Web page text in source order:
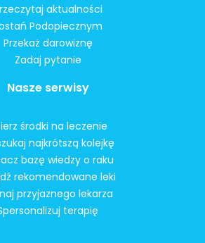
aktualności
Podopiecznym
Przekaż darowiznę
Zadaj pytanie
Nasze serwisy
środki na leczenie
najkrótszą kolejkę
bazę wiedzy o raku
rekomendowane leki
przyjaznego lekarza
terapię